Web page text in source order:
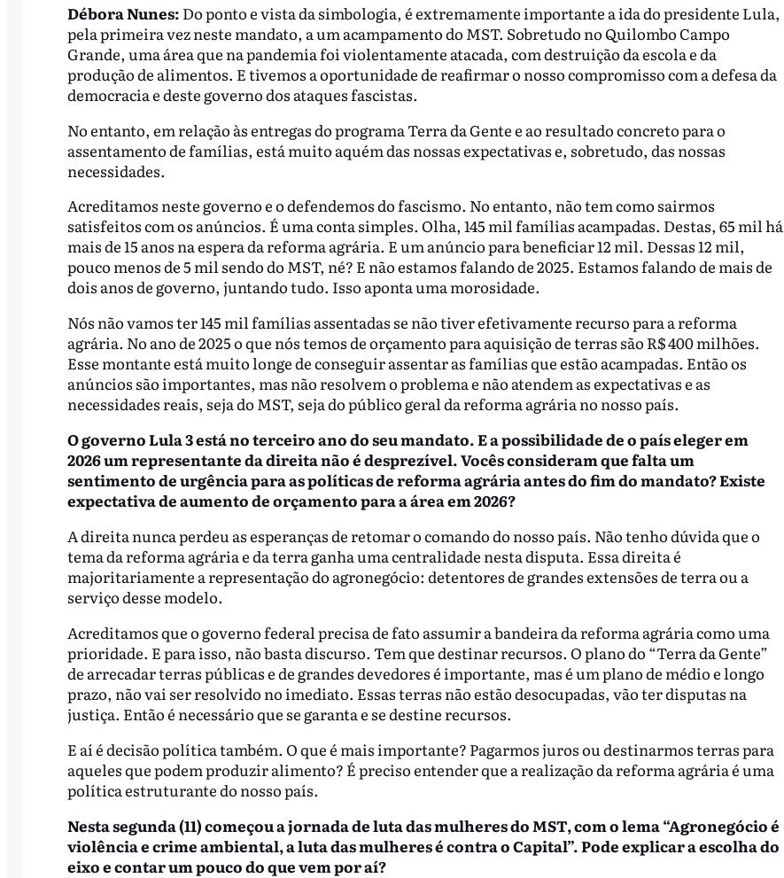
Débora Nunes: Do ponto e vista da simbologia, é extremamente importante a ida do presidente Lula,
pela primeira vez neste mandato, a um acampamento do MST. Sobretudo no Quilombo Campo
Grande, uma área que na pandemia foi violentamente atacada, com destruição da escola e da
produção de alimentos. E tivemos a oportunidade de reafirmar o nosso compromisso com a defesa da
democracia e deste governo dos ataques fascistas.
No entanto, em relação às entregas do programa Terra da Gente e ao resultado concreto para o
assentamento de famílias, está muito aquém das nossas expectativas e, sobretudo, das nossas
necessidades.
Acreditamos neste governo e o defendemos do fascismo. No entanto, não tem como sairmos
satisfeitos com os anúncios. É uma conta simples. Olha, 145 mil famílias acampadas. Destas, 65 mil há
mais de 15 anos na espera da reforma agrária. E um anúncio para beneficiar 12 mil. Dessas 12 mil,
pouco menos de 5 mil sendo do MST, né? E não estamos falando de 2025. Estamos falando de mais de
dois anos de governo, juntando tudo. Isso aponta uma morosidade.
Nós não vamos ter 145 mil famílias assentadas se não tiver efetivamente recurso para a reforma
agrária. No ano de 2025 o que nós temos de orçamento para aquisição de terras são R$ 400 milhões.
Esse montante está muito longe de conseguir assentar as famílias que estão acampadas. Então os
anúncios são importantes, mas não resolvem o problema e não atendem as expectativas e as
necessidades reais, seja do MST, seja do público geral da reforma agrária no nosso país.
O governo Lula 3 está no terceiro ano do seu mandato. E a possibilidade de o país eleger em
2026 um representante da direita não é desprezível. Vocês consideram que falta um
sentimento de urgência para as políticas de reforma agrária antes do fim do mandato? Existe
expectativa de aumento de orçamento para a área em 2026?
A direita nunca perdeu as esperanças de retomar o comando do nosso país. Não tenho dúvida que o
tema da reforma agrária e da terra ganha uma centralidade nesta disputa. Essa direita é
majoritariamente a representação do agronegócio: detentores de grandes extensões de terra ou a
serviço desse modelo.
Acreditamos que o governo federal precisa de fato assumir a bandeira da reforma agrária como uma
prioridade. E para isso, não basta discurso. Tem que destinar recursos. O plano do “Terra da Gente”
de arrecadar terras públicas e de grandes devedores é importante, mas é um plano de médio e longo
prazo, não vai ser resolvido no imediato. Essas terras não estão desocupadas, vão ter disputas na
justiça. Então é necessário que se garanta e se destine recursos.
E aí é decisão política também. O que é mais importante? Pagarmos juros ou destinarmos terras para
aqueles que podem produzir alimento? É preciso entender que a realização da reforma agrária é uma
política estruturante do nosso país.
Nesta segunda (11) começou a jornada de luta das mulheres do MST, com o lema “Agronegócio é
violência e crime ambiental, a luta das mulheres é contra o Capital”. Pode explicar a escolha do
eixo e contar um pouco do que vem por aí?